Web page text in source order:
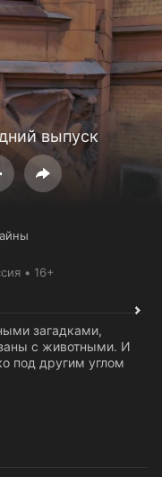
выпуск
16+
загадками,
с животными. И
под другим углом
партнёров
Контакты